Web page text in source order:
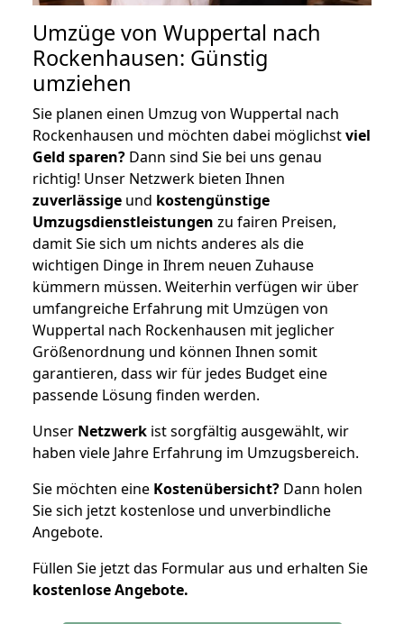
Umzüge von Wuppertal nach
Rockenhausen: Günstig
umziehen
Sie planen einen Umzug von Wuppertal nach
Rockenhausen und möchten dabei möglichstviel
Geld sparen? Dann sind Sie bei uns genau
richtig! Unser Netzwerk bieten Ihnen
zuverlässige und kostengünstige
Umzugsdienstleistungen zu fairen Preisen,
damit Sie sich um nichts anderes als die
wichtigen Dinge in Ihrem neuen Zuhause
kümmern müssen. Weiterhin verfügen wir über
umfangreiche Erfahrung mit Umzügen von
Wuppertal nach Rockenhausen mit jeglicher
Größenordnung und können Ihnen somit
garantieren, dass wir für jedes Budget eine
passende Lösung finden werden.
Unser Netzwerk ist sorgfältig ausgewählt, wir
haben viele Jahre Erfahrung im Umzugsbereich.
Sie möchten eine Kostenübersicht? Dann holen
Sie sich jetzt kostenlose und unverbindliche
Angebote.
Füllen Sie jetzt das Formular aus und erhalten Sie
kostenloseAngebote.